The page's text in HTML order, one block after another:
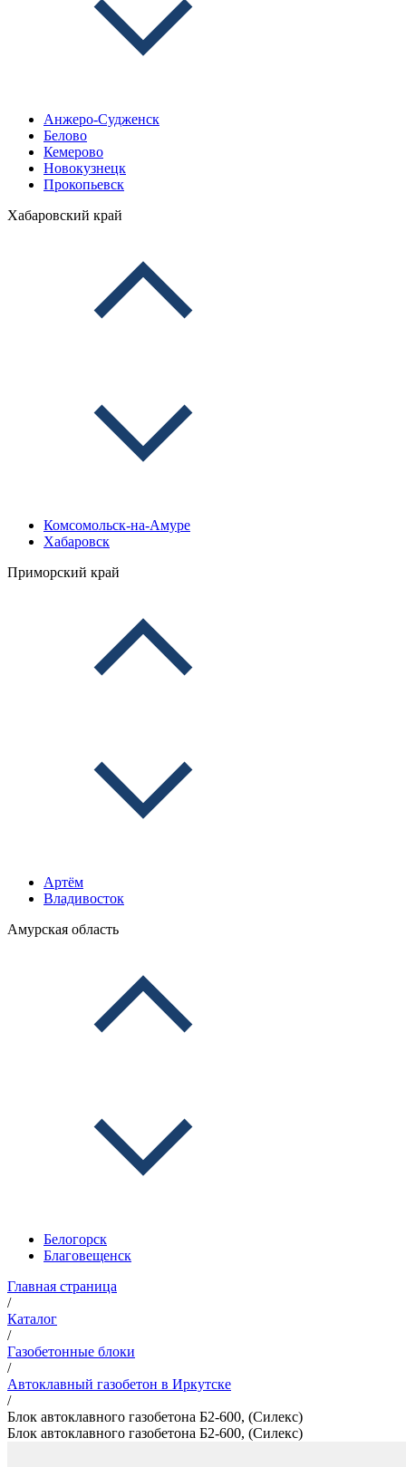
Анжеро-Судженск
Белово
Кемерово
Новокузнецк
Прокопьевск
Хабаровский край
Комсомольск-на-Амуре
Хабаровск
Приморский край
Артём
Владивосток
Амурская область
Белогорск
Благовещенск
Главная страница
/
Каталог
/
Газобетонные блоки
/
Автоклавный газобетон в Иркутске
/
Блок автоклавного газобетона Б2-600, (Силекс)
Блок автоклавного газобетона Б2-600, (Силекс)